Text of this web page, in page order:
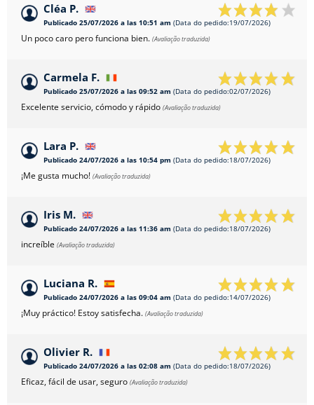
Cléa P.
Publicado 25/07/2026 a las 10:51 am (Data do pedido:19/07/2026)
Un poco caro pero funciona bien. (Avaliação traduzida)
Carmela F.
Publicado 25/07/2026 a las 09:52 am (Data do pedido:02/07/2026)
Excelente servicio, cómodo y rápido (Avaliação traduzida)
Lara P.
Publicado 24/07/2026 a las 10:54 pm (Data do pedido:18/07/2026)
¡Me gusta mucho! (Avaliação traduzida)
Iris M.
Publicado 24/07/2026 a las 11:36 am (Data do pedido:18/07/2026)
increíble (Avaliação traduzida)
Luciana R.
Publicado 24/07/2026 a las 09:04 am (Data do pedido:14/07/2026)
¡Muy práctico! Estoy satisfecha. (Avaliação traduzida)
Olivier R.
Publicado 24/07/2026 a las 02:08 am (Data do pedido:18/07/2026)
Eficaz, fácil de usar, seguro (Avaliação traduzida)